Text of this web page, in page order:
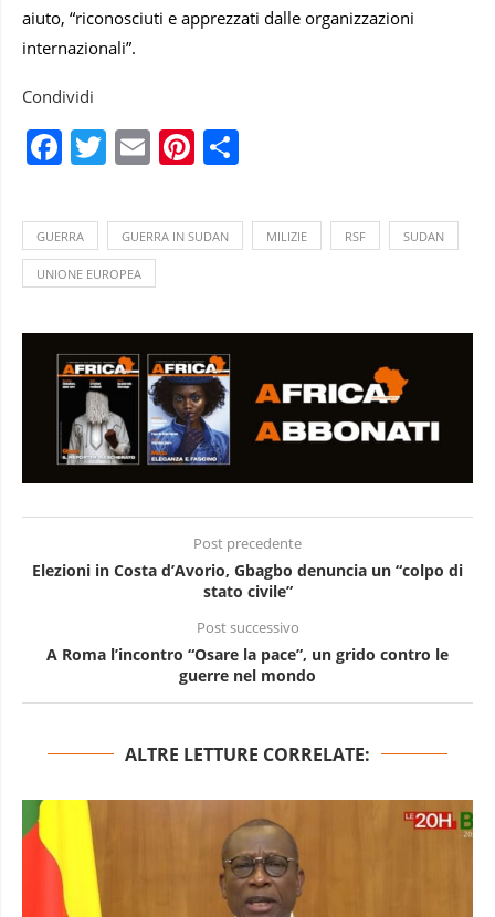
aiuto, “riconosciuti e apprezzati dalle organizzazioni
internazionali”.
Condividi
Facebook
Twitter
EmailPinterest
GUERRA GUERRA IN SUDAN MILIZIE RSF SUDAN
UNIONE EUROPEA
Post precedente
Elezioni in Costa d’Avorio, Gbagbo denuncia un “colpo di
stato civile”
Post successivo
A Roma l’incontro “Osare la pace”, un grido contro le
guerre nel mondo
ALTRE LETTURE CORRELATE: